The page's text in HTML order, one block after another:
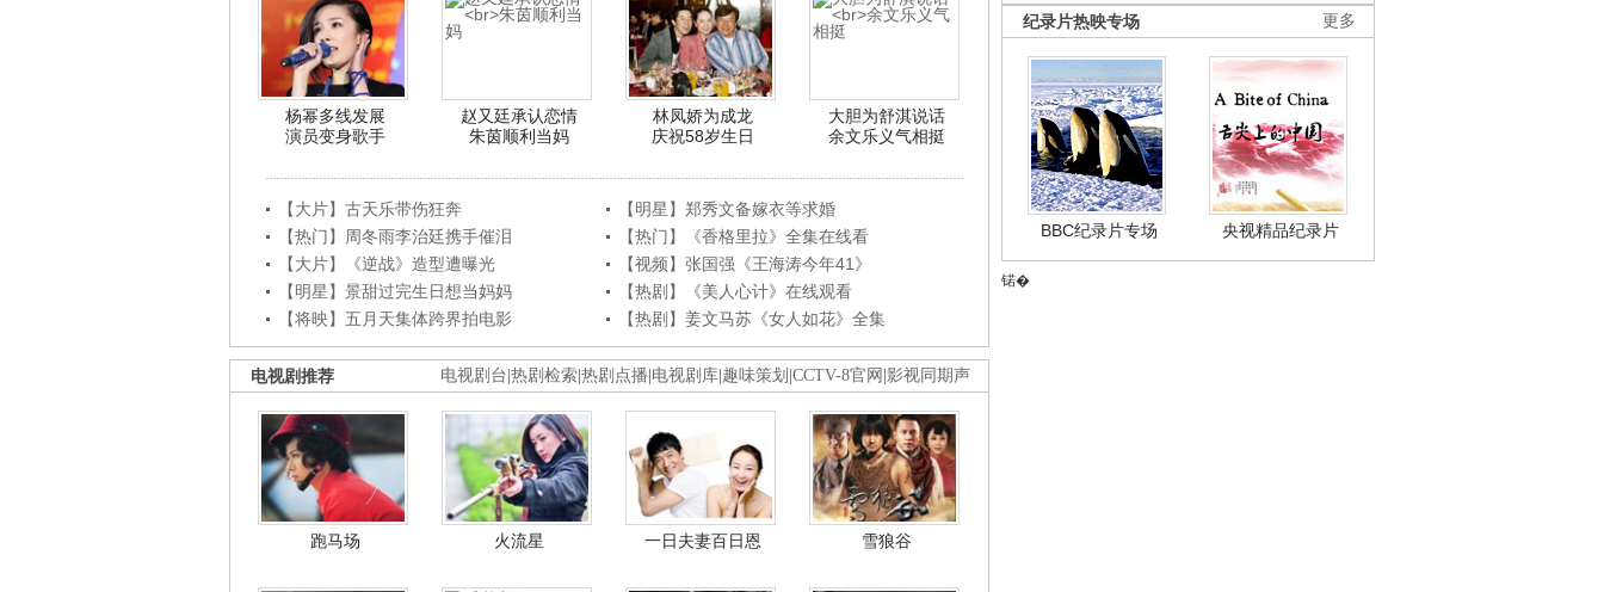
杨幂多线发展
演员变身歌手
赵又廷承认恋情
朱茵顺利当妈
林凤娇为成龙
庆祝58岁生日
大胆为舒淇说话
余文乐义气相挺
【大片】古天乐带伤狂奔
【明星】郑秀文备嫁衣等求婚
【热门】周冬雨李治廷携手催泪
【热门】《香格里拉》全集在线看
【大片】《逆战》造型遭曝光
【视频】张国强《王海涛今年41》
【明星】景甜过完生日想当妈妈
【热剧】《美人心计》在线观看
【将映】五月天集体跨界拍电影
【热剧】姜文马苏《女人如花》全集
电视剧台 热剧检索 热剧点播 电视剧库 趣味策划 CCTV-8官网 影视同期声
电视剧推荐
跑马场 火流星 一日夫妻百日恩 雪狼谷
更多
纪录片热映专场
BBC纪录片专场 央视精品纪录片
锘�